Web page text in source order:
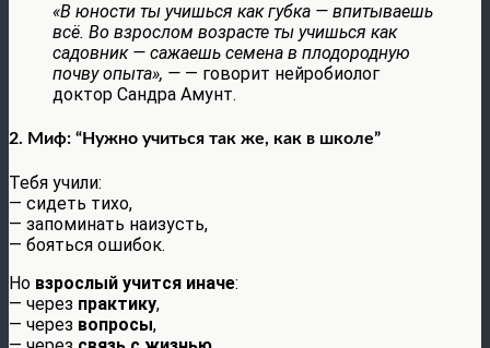
«В юности ты учишься как губка — впитываешь
всё. Во взрослом возрасте ты учишься как
садовник — сажаешь семена в плодородную
почву опыта», — — говорит нейробиолог
доктор Сандра Амунт.
2. Миф: “Нужно учиться так же, как в школе”
Тебя учили:
— сидеть тихо,
— запоминать наизусть,
— бояться ошибок.
Но взрослый учится иначе:
— через практику,
— через вопросы,